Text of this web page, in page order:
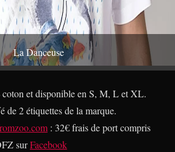
La Danceuse
et disponible en S, M, L et XL.
de 2 étiquettes de la marque.
: 32€ frais de port compris
surFacebook